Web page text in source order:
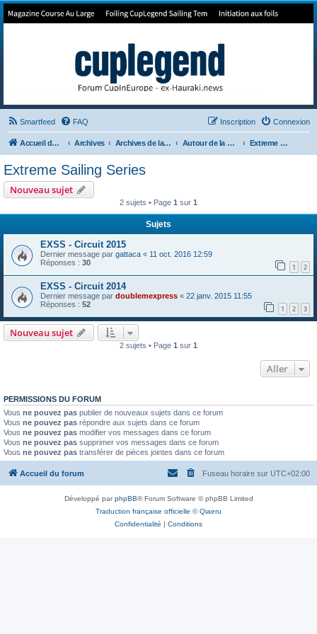
Forum de Cup In Europe
Smartfeed FAQ Connexion
Inscription
Accueil du forum Archives Archives de la 35ème Autour de la Cup Extreme Sailing Series
Extreme Sailing Series
Nouveau sujet
2 sujets • Page 1 sur 1
Sujets
EXSS - Circuit 2015
Dernier message par gattaca « 11 oct. 2016 12:59
Réponses : 30 1 2
EXSS - Circuit 2014
Dernier message par doublemexpress « 22 janv. 2015 11:55
Réponses : 52 1 2 3
Nouveau sujet
2 sujets • Page 1 sur 1
Aller
PERMISSIONS DU FORUM
Vous ne pouvez pas publier de nouveaux sujets dans ce forum
Vous ne pouvez pas répondre aux sujets dans ce forum
Vous ne pouvez pas modifier vos messages dans ce forum
Vous ne pouvez pas supprimer vos messages dans ce forum
Vous ne pouvez pas transférer de pièces jointes dans ce forum
Accueil du forum Fuseau horaire sur UTC+02:00
Développé parphpBB® Forum Software © phpBB Limited
Traduction française officielle ©Qiaeru
Confidentialité | Conditions